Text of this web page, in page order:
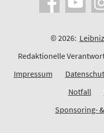
© 2026:
Redaktionelle
Impressum
Notfall
Sponsoring-